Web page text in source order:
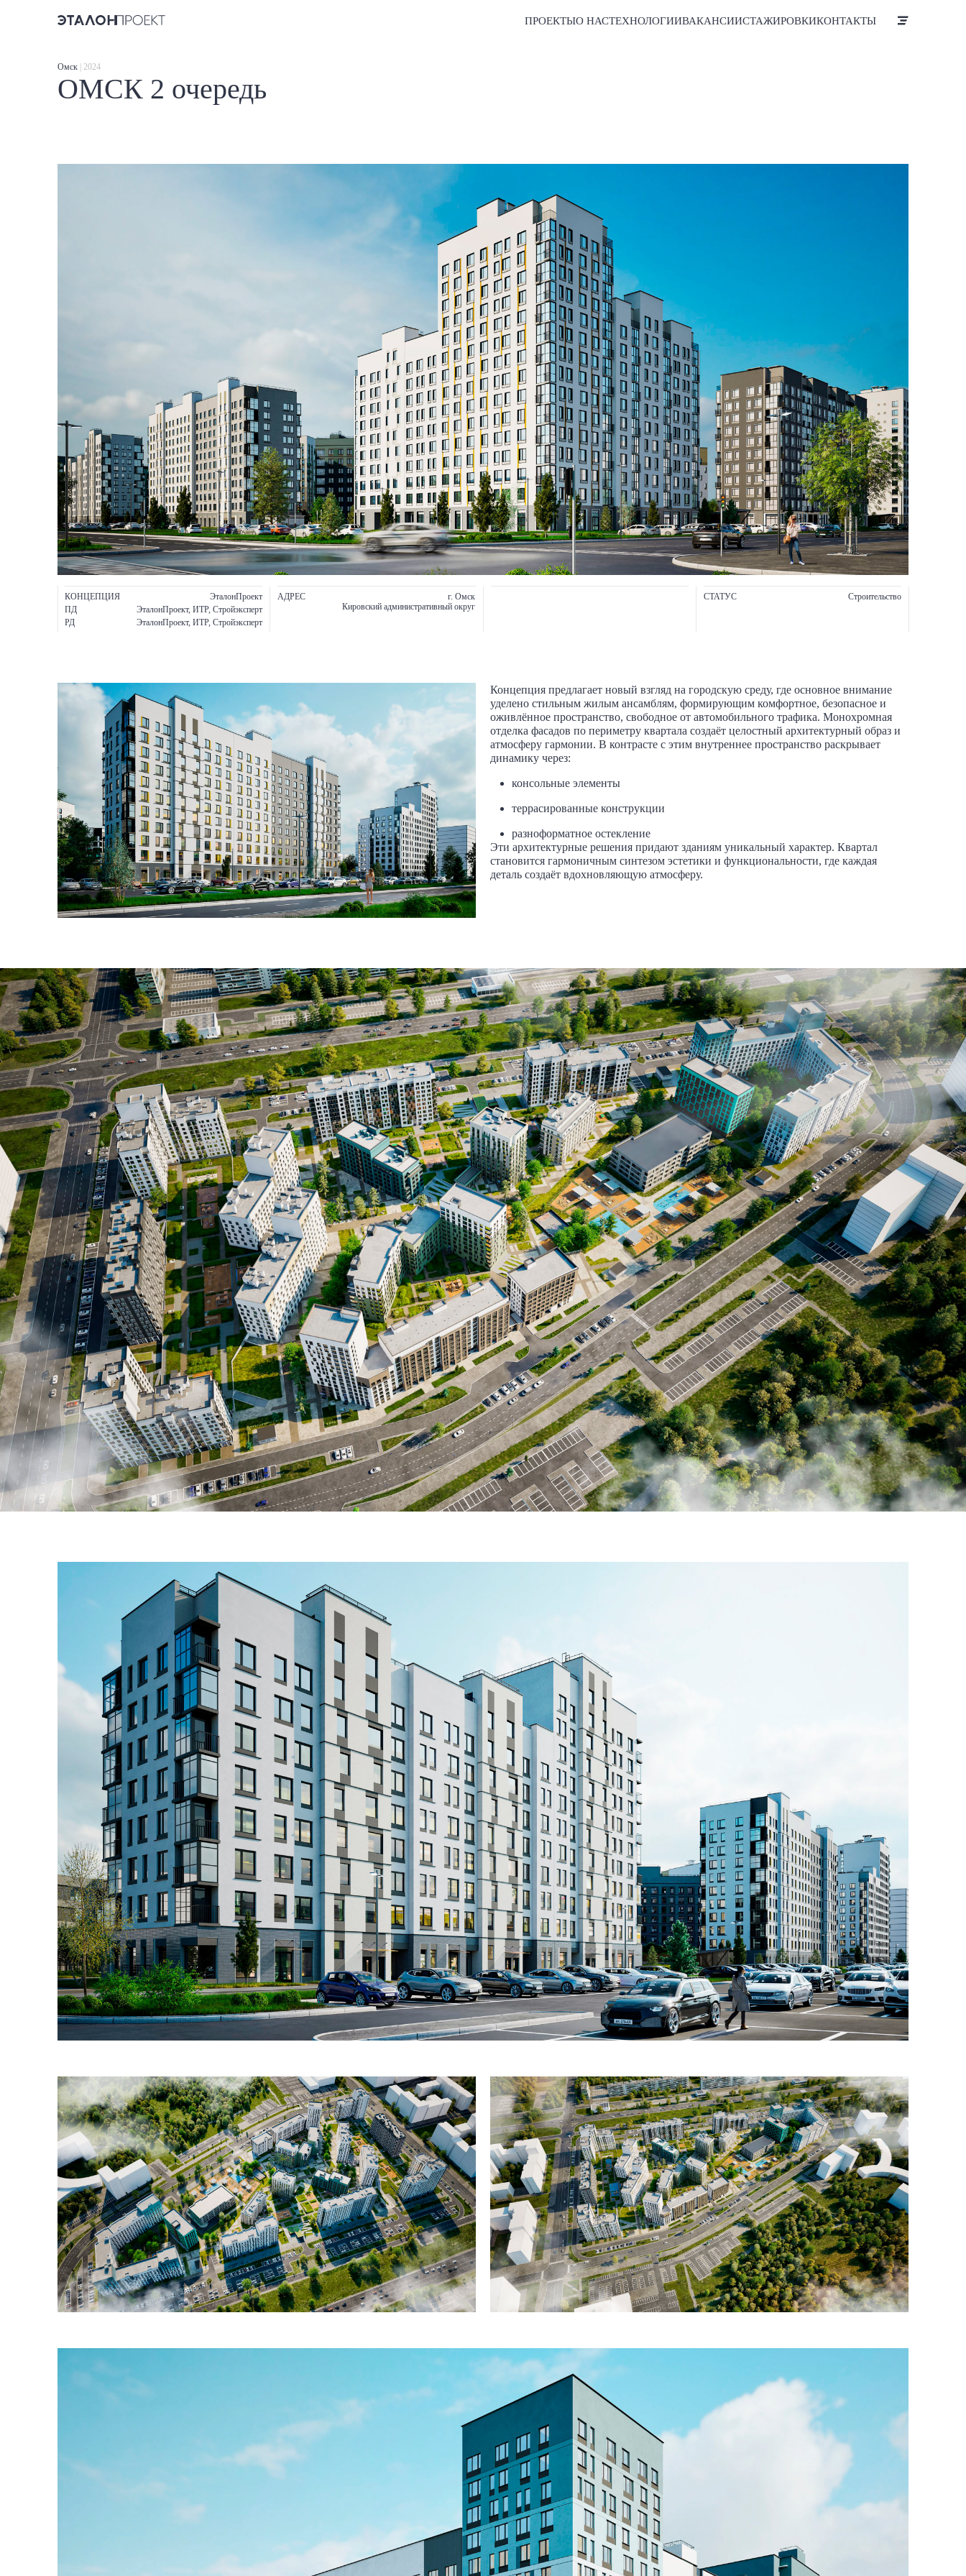
ПРОЕКТЫО НАСТЕХНОЛОГИИВАКАНСИИСТАЖИРОВКИКОНТАКТЫ
Омск | 2024
ОМСК 2 очередь
КОНЦЕПЦИЯ
ЭталонПроект
ПД
ЭталонПроект, ИТР, Стройэксперт
РД
ЭталонПроект, ИТР, Стройэксперт
АДРЕС
г. Омск
Кировский административный округ
СТАТУС Строительство
Концепция предлагает новый взгляд на городскую среду, где основное внимание
уделено стильным жилым ансамблям, формирующим комфортное, безопасное и
оживлённое пространство, свободное от автомобильного трафика. Монохромная
отделка фасадов по периметру квартала создаёт целостный архитектурный образ и
атмосферу гармонии. В контрасте с этим внутреннее пространство раскрывает
динамику через:
консольные элементы
террасированные конструкции
разноформатное остекление
Эти архитектурные решения придают зданиям уникальный характер. Квартал
становится гармоничным синтезом эстетики и функциональности, где каждая
деталь создаёт вдохновляющую атмосферу.